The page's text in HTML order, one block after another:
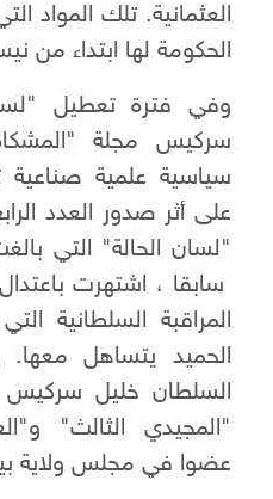
العثمانية. تلك المواد
الحكومة لها ابتداء من نيسان
وفي فترة تعطيل
سركيس مجلة
سياسية علمية صناعية
على أثر صدور العدد
"لسان الحالة" التي
سابقا ، اشتهرت
المراقبة السلطانية
السلطان خليل سركيس
"المجيدي الثالث"
عضوا في مجلس ولاية